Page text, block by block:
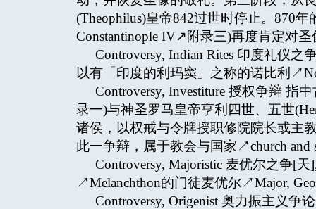
(Theophilus)皇帝842过世时停止。870
Constantinople IV↗附录三)再度肯定对
Controversy, Indian Rites 印度礼仪
以有「印度的利玛窦」之称的诺比利
Controversy, Investiture 授权争辩 指
录一)与神圣罗马皇帝亨利四世、五世
诸侯，以权戒与令牌授职修院院长或主
此一争辩，属于教会与国家↗church and
Controversy, Majoristic 麦优尔之争[
↗Melanchthon的门徒麦优尔↗Major,
Controversy, Origenist 奥力振主义争